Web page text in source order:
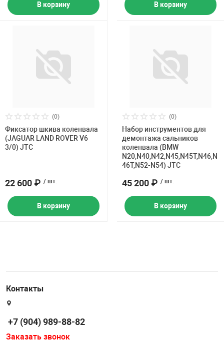
В корзину В корзину
(0)
Фиксатор шкива коленвала
(JAGUAR LAND ROVER V6
3/0) JTC
22 600 ₽ / шт.
В корзину
(0)
Набор инструментов для
демонтажа сальников
коленвала (BMW
N20,N40,N42,N45,N45T,N46,N
46T,N52-N54) JTC
45 200 ₽ / шт.
В корзину
Контакты
+7 (904) 989-88-82
Заказать звонок